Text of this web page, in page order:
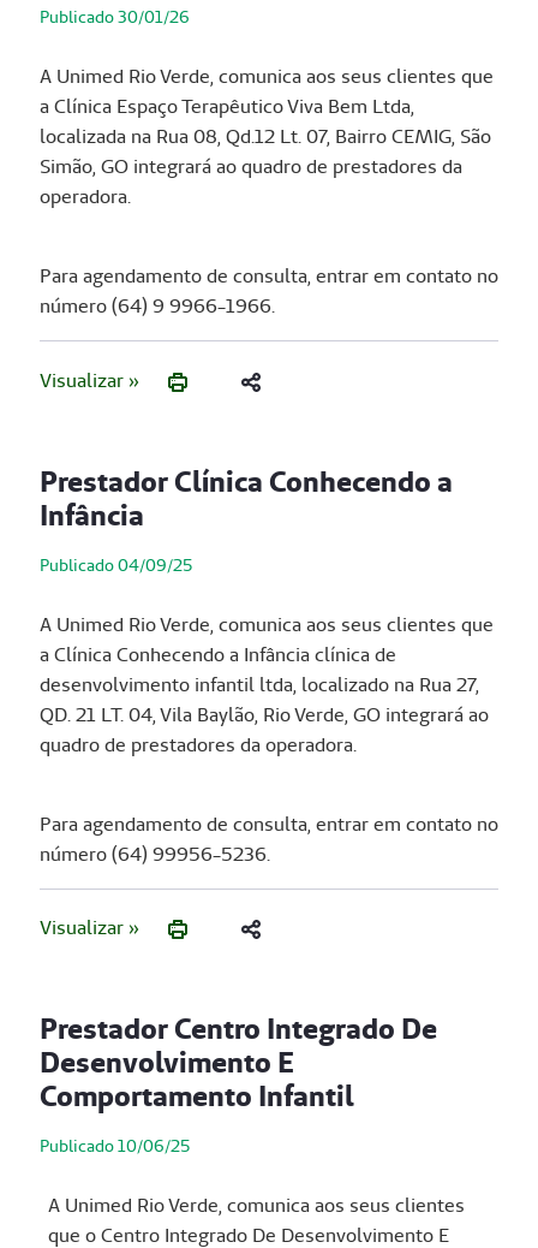
Publicado 30/01/26
A Unimed Rio Verde, comunica aos seus clientes que
a Clínica Espaço Terapêutico Viva Bem Ltda,
localizada na Rua 08, Qd.12 Lt. 07, Bairro CEMIG, São
Simão, GO integrará ao quadro de prestadores da
operadora.
Para agendamento de consulta, entrar em contato no
número (64) 9 9966-1966.
Visualizar »
Prestador Clínica Conhecendo a
Infância
Publicado 04/09/25
A Unimed Rio Verde, comunica aos seus clientes que
a Clínica Conhecendo a Infância clínica de
desenvolvimento infantil ltda, localizado na Rua 27,
QD. 21 LT. 04, Vila Baylão, Rio Verde, GO integrará ao
quadro de prestadores da operadora.
Para agendamento de consulta, entrar em contato no
número (64) 99956-5236.
Visualizar »
Prestador Centro Integrado De
Desenvolvimento E
Comportamento Infantil
Publicado 10/06/25
A Unimed Rio Verde, comunica aos seus clientes
que o Centro Integrado De Desenvolvimento E